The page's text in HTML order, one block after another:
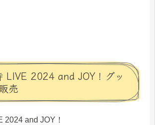
LIVE 2024 and JOY！グッ
売
2024 and JOY！